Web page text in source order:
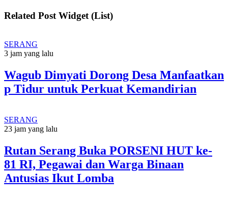
Related Post Widget (List)
SERANG
3 jam yang lalu
Wagub Dimyati Dorong Desa Manfaatkan
p Tidur untuk Perkuat Kemandirian
SERANG
23 jam yang lalu
Rutan Serang Buka PORSENI HUT ke-
81 RI, Pegawai dan Warga Binaan
Antusias Ikut Lomba